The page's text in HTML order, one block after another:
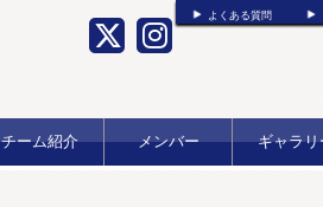
よくある質問
チーム紹介 メンバー ギャラリ